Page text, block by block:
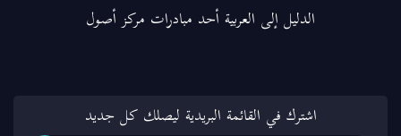
الدليل إلى العربية أحد مبادرات مركز أصول
اشترك في القائمة البريدية ليصلك كل جديد